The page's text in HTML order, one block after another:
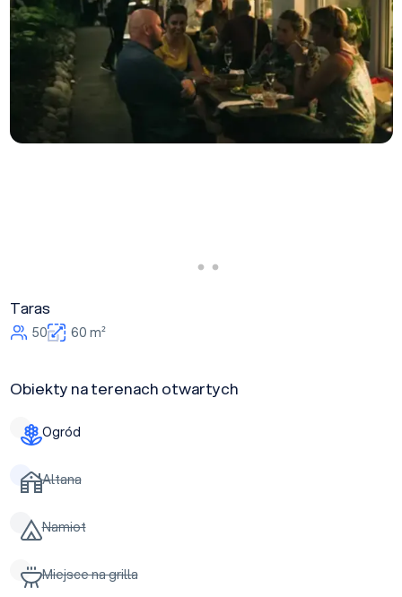
Taras
50 60 m²
Obiekty na terenach otwartych
Ogród
Altana
Namiot
Miejsce na grilla